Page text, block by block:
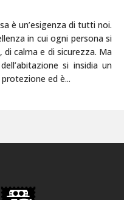
è un’esigenza di tutti noi.
in cui ogni persona si
calma e di sicurezza. Ma
si insidia un
ed è...